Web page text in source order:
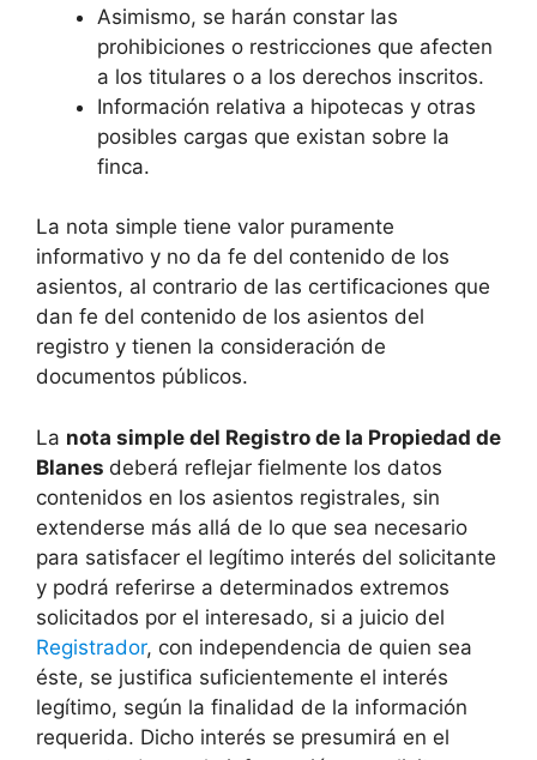
Asimismo, se harán constar las
prohibiciones o restricciones que afecten
a los titulares o a los derechos inscritos.
Información relativa a hipotecas y otras
posibles cargas que existan sobre la
finca.
La nota simple tiene valor puramente
informativo y no da fe del contenido de los
asientos, al contrario de las certificaciones que
dan fe del contenido de los asientos del
registro y tienen la consideración de
documentos públicos.
La nota simple del Registro de la Propiedad de
Blanes deberá reflejar fielmente los datos
contenidos en los asientos registrales, sin
extenderse más allá de lo que sea necesario
para satisfacer el legítimo interés del solicitante
y podrá referirse a determinados extremos
solicitados por el interesado, si a juicio del
Registrador, con independencia de quien sea
éste, se justifica suficientemente el interés
legítimo, según la finalidad de la información
requerida. Dicho interés se presumirá en el